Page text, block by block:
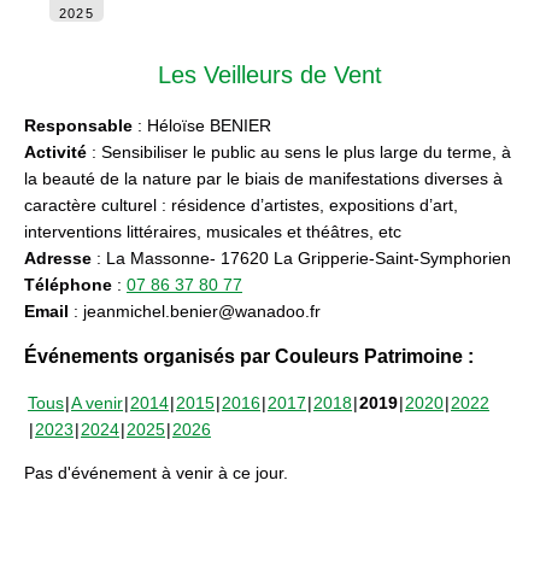
2025
Les Veilleurs de Vent
Responsable : Héloïse BENIER
Activité : Sensibiliser le public au sens le plus large du terme, à
la beauté de la nature par le biais de manifestations diverses à
caractère culturel : résidence d’artistes, expositions d’art,
interventions littéraires, musicales et théâtres, etc
Adresse : La Massonne- 17620 La Gripperie-Saint-Symphorien
Téléphone : 07 86 37 80 77
Email : jeanmichel.benier@wanadoo.fr
Événements organisés par Couleurs Patrimoine :
Tous A venir 2014 2015 2016 2017 2018 2019 2020 2022
2023 2024 2025 2026
Pas d'événement à venir à ce jour.